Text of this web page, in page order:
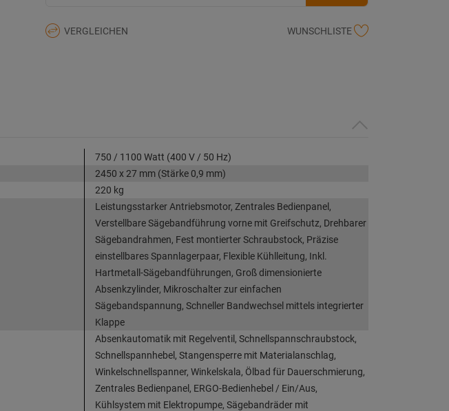
VERGLEICHEN WUNSCHLISTE
750 / 1100 Watt (400 V / 50 Hz)
2450 x 27 mm (Stärke 0,9 mm)
220 kg
Leistungsstarker Antriebsmotor, Zentrales Bedienpanel,
Verstellbare Sägebandführung vorne mit Greifschutz, Drehbarer
Sägebandrahmen, Fest montierter Schraubstock, Präzise
einstellbares Spannlagerpaar, Flexible Kühlleitung, Inkl.
Hartmetall-Sägebandführungen, Groß dimensionierte
Absenkzylinder, Mikroschalter zur einfachen
Sägebandspannung, Schneller Bandwechsel mittels integrierter
Klappe
Absenkautomatik mit Regelventil, Schnellspannschraubstock,
Schnellspannhebel, Stangensperre mit Materialanschlag,
Winkelschnellspanner, Winkelskala, Ölbad für Dauerschmierung,
Zentrales Bedienpanel, ERGO-Bedienhebel / Ein/Aus,
Kühlsystem mit Elektropumpe, Sägebandräder mit